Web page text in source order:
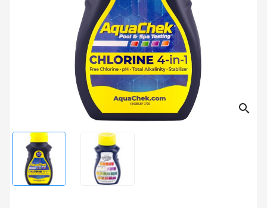
VANNES,
RACCORDS,
TUBES
search